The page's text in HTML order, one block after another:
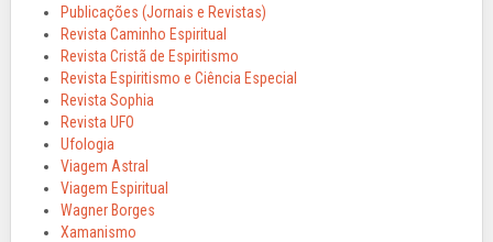
Publicações (Jornais e Revistas)
Revista Caminho Espiritual
Revista Cristã de Espiritismo
Revista Espiritismo e Ciência Especial
Revista Sophia
Revista UFO
Ufologia
Viagem Astral
Viagem Espiritual
Wagner Borges
Xamanismo